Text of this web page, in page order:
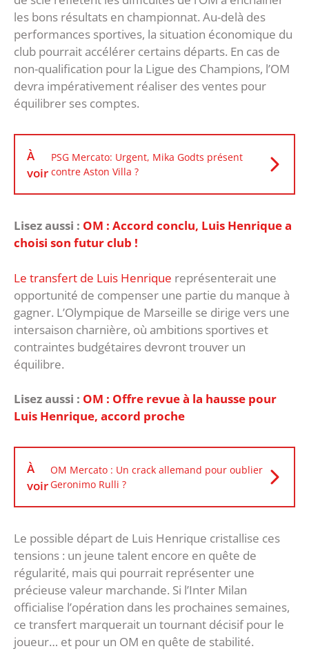
les bons résultats en championnat. Au-delà des
performances sportives, la situation économique du
club pourrait accélérer certains départs. En cas de
non-qualification pour la Ligue des Champions, l’OM
devra impérativement réaliser des ventes pour
équilibrer ses comptes.
À
voir
PSG Mercato: Urgent, Mika Godts présent
contre Aston Villa ?
Lisez aussi : OM : Accord conclu, Luis Henrique a
choisi son futur club !
Le transfert de Luis Henrique représenterait une
opportunité de compenser une partie du manque à
gagner. L’Olympique de Marseille se dirige vers une
intersaison charnière, où ambitions sportives et
contraintes budgétaires devront trouver un
équilibre.
Lisez aussi : OM : Offre revue à la hausse pour
Luis Henrique, accord proche
À
voir
OM Mercato : Un crack allemand pour oublier
Geronimo Rulli ?
Le possible départ de Luis Henrique cristallise ces
tensions : un jeune talent encore en quête de
régularité, mais qui pourrait représenter une
précieuse valeur marchande. Si l’Inter Milan
officialise l’opération dans les prochaines semaines,
ce transfert marquerait un tournant décisif pour le
joueur… et pour un OM en quête de stabilité.